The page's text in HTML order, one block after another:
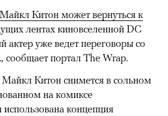
Майкл Китон может вернуться к
лентах киновселенной DC
актер уже ведет переговоры со
сообщает портал The Wrap.
Китон снимется в сольном
на комиксе
концепция